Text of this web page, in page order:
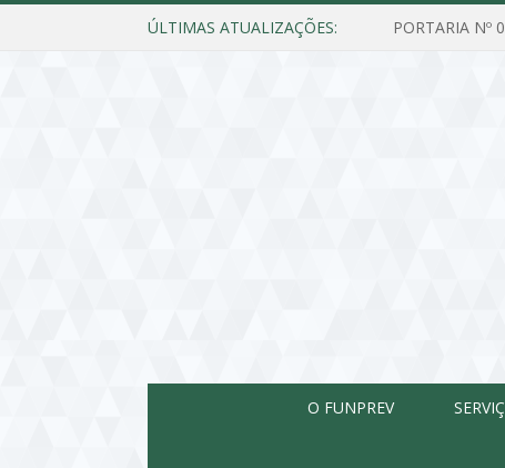
ÚLTIMAS ATUALIZAÇÕES:
O FUNPREV